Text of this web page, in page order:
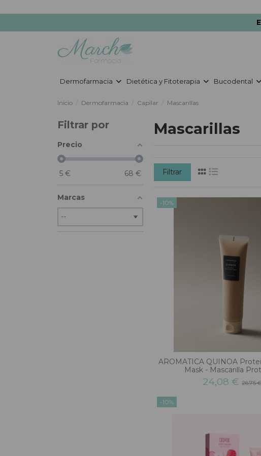
Dermofarmacia Dietética y Fitoterapia Bucodental
Inicio Dermofarmacia Capilar Mascarillas
Mascarillas
Filtrar
-10%
AROMATICA QUINOA
Mask - Mascarilla
24,08 €26,75 €
-10%
Filtrar por
Precio
5€ 68 €
Marcas